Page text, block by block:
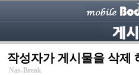
작성자가 게시물을 삭제
Nas-Break